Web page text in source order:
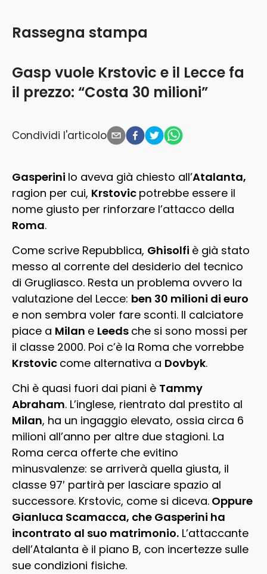
Gasp vuole Krstovic e il Lecce fa
il prezzo: “Costa 30 milioni”
Rassegna stampa
Condividi l'articolo
Gasperini lo aveva già chiesto all’Atalanta,
ragion per cui, Krstovic potrebbe essere il
nome giusto per rinforzare l’attacco della
Roma.
Come scrive Repubblica, Ghisolfi è già stato
messo al corrente del desiderio del tecnico
di Grugliasco. Resta un problema ovvero la
valutazione del Lecce: ben 30 milioni di euro
e non sembra voler fare sconti. Il calciatore
piace a Milan e Leeds che si sono mossi per
il classe 2000. Poi c’è la Roma che vorrebbe
Krstovic come alternativa a Dovbyk.
Chi è quasi fuori dai piani è Tammy
Abraham. L’inglese, rientrato dal prestito al
Milan, ha un ingaggio elevato, ossia circa 6
milioni all’anno per altre due stagioni. La
Roma cerca offerte che evitino
minusvalenze: se arriverà quella giusta, il
classe 97′ partirà per lasciare spazio al
successore. Krstovic, come si diceva. Oppure
Gianluca Scamacca, che Gasperini ha
incontrato al suo matrimonio. L’attaccante
dell’Atalanta è il piano B, con incertezze sulle
sue condizioni fisiche.